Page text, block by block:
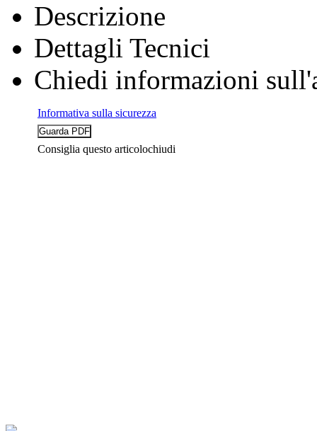
Descrizione
Dettagli Tecnici
Chiedi informazioni
Informativa sulla sicurezza
Consiglia questo articolochiudi